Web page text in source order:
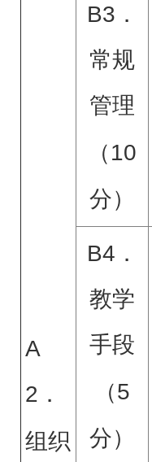
A
2．
组织
B3．
常规
管理
（10
分）
B4．
教学
手段
（5
分）